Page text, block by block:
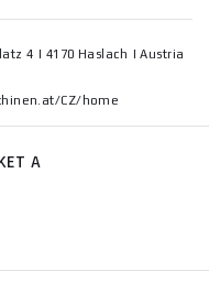
4 | 4170 Haslach | Austria
CZ/home
A